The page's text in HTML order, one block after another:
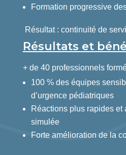
Formation progressive
Résultat : continuité de
Résultats et
+ de 40 professionnels
100 % des équipes
d’urgence pédiatriques
Réactions plus rapides et
simulée
Forte amélioration de la